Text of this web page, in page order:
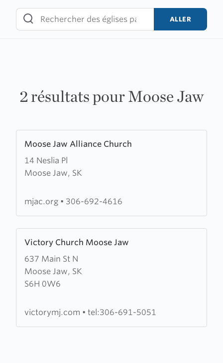
content
ALLER
2 résultats pour Moose Jaw
Moose Jaw Alliance Church
14 Neslia Pl
Moose Jaw, SK
more
about
Moose
Alliance
mjac.org • 306-692-4616
Victory Church Moose Jaw
637 Main St N
Moose Jaw, SK
S6H 0W6
more
about
Victory
Church
Jawvictorymj.com • tel:306-691-5051